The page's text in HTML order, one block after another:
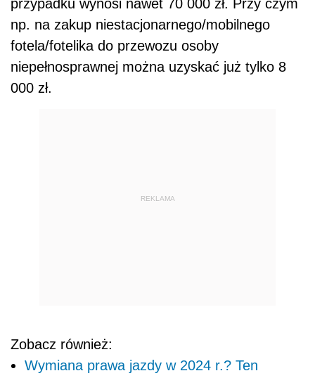
przypadku wynosi nawet 70 000 zł. Przy czym
np. na zakup niestacjonarnego/mobilnego
fotela/fotelika do przewozu osoby
niepełnosprawnej można uzyskać już tylko 8
000 zł.
REKLAMA
Zobacz również:
Wymiana prawa jazdy w 2024 r.? Ten